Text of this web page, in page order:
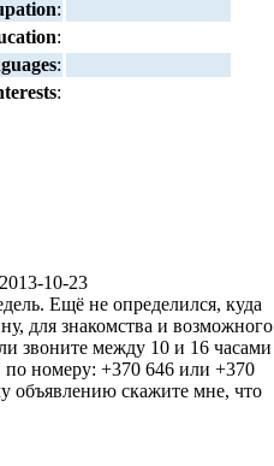
:
:
:
:
10-23
Ещё не определился, куда
для знакомства и возможного
звоните между 10 и 16 часами
номеру: +370 646 или +370
объявлению скажите мне, что